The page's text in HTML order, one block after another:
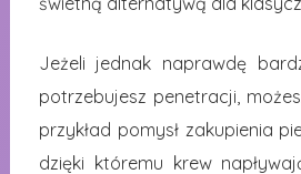
Jeżeli jednak naprawdę
potrzebujesz penetracji,
przykład pomysł zakupienia
dzięki któremu krew